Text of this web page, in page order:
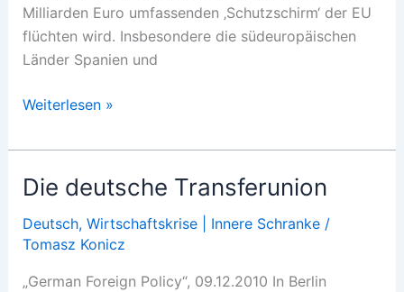
Milliarden Euro umfassenden ‚Schutzschirm‘ der EU
flüchten wird. Insbesondere die südeuropäischen
Länder Spanien und
Krise
Ende?
Weiterlesen »
Die deutsche Transferunion
Deutsch, Wirtschaftskrise | Innere Schranke/
Tomasz Konicz
„German Foreign Policy“, 09.12.2010 In Berlin